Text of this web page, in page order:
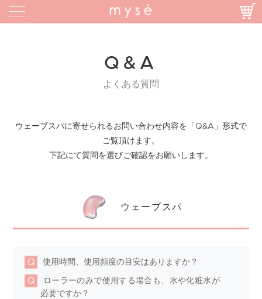
Q&A
よくある質問
ウェーブスパに寄せられるお問い合わせ内容を「Q&A」形式で
ご覧頂けます。
下記にて質問を選びご確認をお願いします。
ウェーブスパ
使用時間、使用頻度の目安はありますか？
ローラーのみで使用する場合も、水や化粧水が
必要ですか？